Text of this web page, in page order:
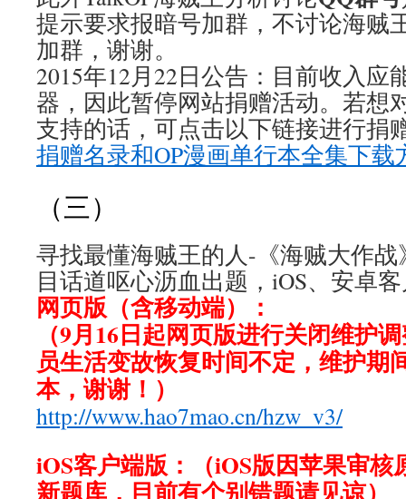
提示要求报暗号加群，不讨论海贼
加群，谢谢。
2015年12月22日公告：目前收入应
器，因此暂停网站捐赠活动。若想
支持的话，可点击以下链接进行捐
捐赠名录和OP漫画单行本全集下载
（三）
寻找最懂海贼王的人-《海贼大作
目话道呕心沥血出题，iOS、安卓
网页版（含移动端）：
（9月16日起网页版进行关闭维护
员生活变故恢复时间不定，维护期
本，谢谢！）
http://www.hao7mao.cn/hzw_v3/
iOS客户端版：（iOS版因苹果审
新题库，目前有个别错题请见谅）